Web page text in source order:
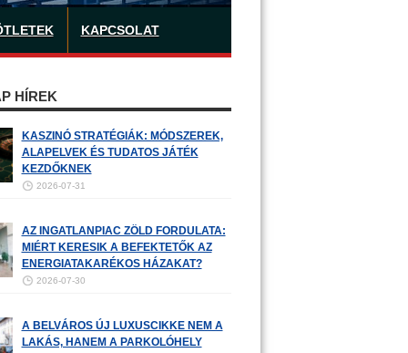
KAPCSOLAT
HÍREK
KASZINÓ STRATÉGIÁK: MÓDSZEREK,
ALAPELVEK ÉS TUDATOS JÁTÉK
KEZDŐKNEK
2026-07-31
AZ INGATLANPIAC ZÖLD FORDULATA:
MIÉRT KERESIK A BEFEKTETŐK AZ
ENERGIATAKARÉKOS HÁZAKAT?
2026-07-30
A BELVÁROS ÚJ LUXUSCIKKE NEM A
LAKÁS, HANEM A PARKOLÓHELY